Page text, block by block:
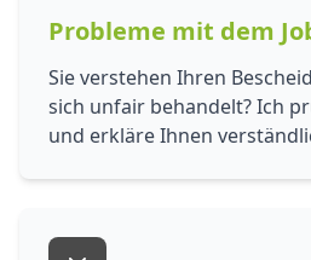
Probleme mit dem
Sie verstehen Ihren
sich unfair behandelt? Ich
und erkläre Ihnen